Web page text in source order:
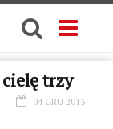
trzy
04 GRU 2013